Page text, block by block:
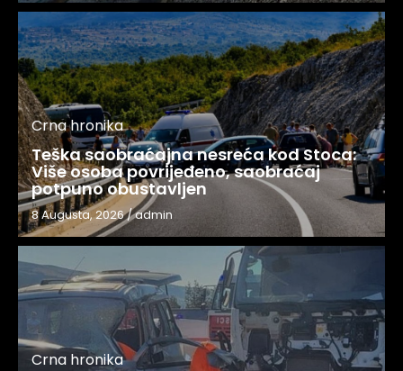
Crna hronika
Teška saobraćajna nesreća kod Stoca:
Više osoba povrijeđeno, saobraćaj
potpuno obustavljen
8 Augusta, 2026/admin
Crna hronika